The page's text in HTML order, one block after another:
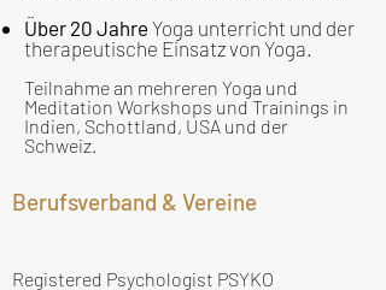
Über 20 Jahre Yoga unterricht und der
therapeutische Einsatz von Yoga.
Teilnahme an mehreren Yoga und
Meditation Workshops und Trainings in
Indien, Schottland, USA und der
Schweiz.
Berufsverband & Vereine
​Registered Psychologist PSYKO